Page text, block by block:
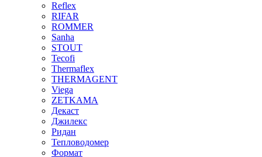
Reflex
RIFAR
ROMMER
Sanha
STOUT
Tecofi
Thermaflex
THERMAGENT
Viega
ZETKAMA
Декаст
Джилекс
Ридан
Тепловодомер
Формат